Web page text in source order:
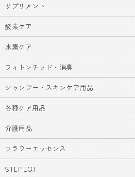
サプリメント
酸素ケア
水素ケア
フィトンチッド・消臭
シャンプー・スキンケア用品
各種ケア用品
介護用品
フラワーエッセンス
STEP EQT